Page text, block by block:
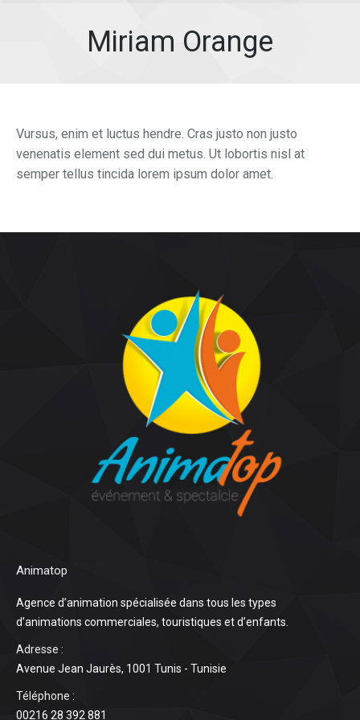
Miriam Orange
Vursus, enim et luctus hendre. Cras justo non justo
venenatis element sed dui metus. Ut lobortis nisl at
semper tellus tincida lorem ipsum dolor amet.
Animatop
Agence d’animation spécialisée dans tous les types
d’animations commerciales, touristiques et d’enfants.
Adresse :
Avenue Jean Jaurès, 1001 Tunis - Tunisie
Téléphone :
00216 28 392 881